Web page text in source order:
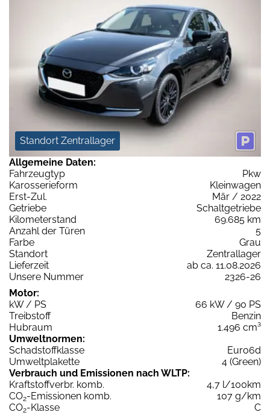
Standort Zentrallager
Allgemeine Daten:
Fahrzeugtyp
Pkw
Karosserieform
Kleinwagen
Erst-Zul.
Mär / 2022
Getriebe
Schaltgetriebe
Kilometerstand
69.685 km
Anzahl der Türen
5
Farbe
Grau
Standort
Zentrallager
Lieferzeit
ab ca. 11.08.2026
Unsere Nummer
2326-26
Motor:
kW / PS
66 kW / 90 PS
Treibstoff
Benzin
Hubraum
1.496 cm³
Umweltnormen:
Schadstoffklasse
Euro6d
Umweltplakette
4 (Green)
Verbrauch und Emissionen nach WLTP:
Kraftstoffverbr. komb.
4,7 l/100km
CO2-Emissionen komb.
107 g/km
CO2-Klasse
C